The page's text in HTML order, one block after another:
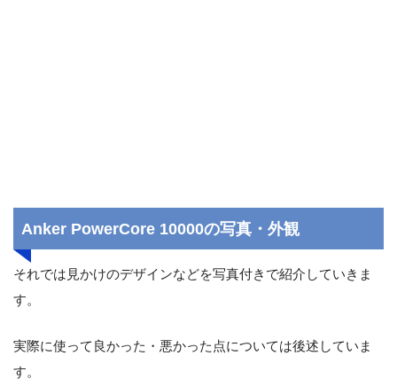
Anker PowerCore 10000の写真・外観
それでは見かけのデザインなどを写真付きで紹介していきま
す。
実際に使って良かった・悪かった点については後述していま
す。